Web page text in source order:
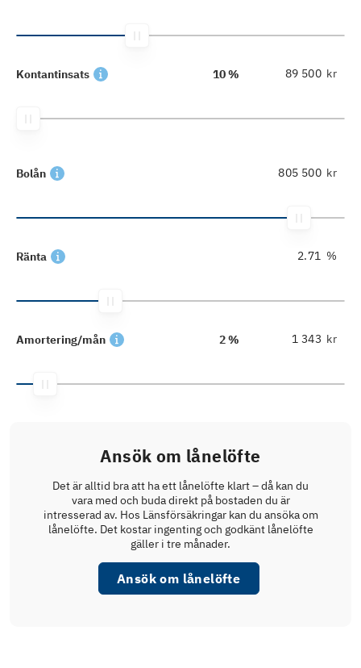
Kontantinsats 10 % kr
Bolån kr
Ränta %
Amortering/mån 2 % kr
Ansök om lånelöfte
Det är alltid bra att ha ett lånelöfte klart – då kan du
vara med och buda direkt på bostaden du är
intresserad av. Hos Länsförsäkringar kan du ansöka om
lånelöfte. Det kostar ingenting och godkänt lånelöfte
gäller i tre månader.
Ansök om lånelöfte